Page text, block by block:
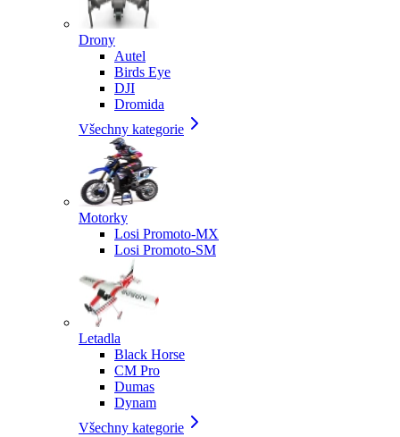
Drony
Autel
Birds Eye
DJI
Dromida
Všechny kategorie
Motorky
Losi Promoto-MX
Losi Promoto-SM
Letadla
Black Horse
CM Pro
Dumas
Dynam
Všechny kategorie